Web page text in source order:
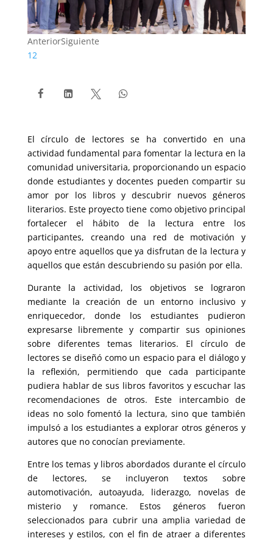
AnteriorSiguiente
1 2
   
El círculo de lectores se ha convertido en una
actividad fundamental para fomentar la lectura en la
comunidad universitaria, proporcionando un espacio
donde estudiantes y docentes pueden compartir su
amor por los libros y descubrir nuevos géneros
literarios. Este proyecto tiene como objetivo principal
fortalecer el hábito de la lectura entre los
participantes, creando una red de motivación y
apoyo entre aquellos que ya disfrutan de la lectura y
aquellos que están descubriendo su pasión por ella.
Durante la actividad, los objetivos se lograron
mediante la creación de un entorno inclusivo y
enriquecedor, donde los estudiantes pudieron
expresarse libremente y compartir sus opiniones
sobre diferentes temas literarios. El círculo de
lectores se diseñó como un espacio para el diálogo y
la reflexión, permitiendo que cada participante
pudiera hablar de sus libros favoritos y escuchar las
recomendaciones de otros. Este intercambio de
ideas no solo fomentó la lectura, sino que también
impulsó a los estudiantes a explorar otros géneros y
autores que no conocían previamente.
Entre los temas y libros abordados durante el círculo
de lectores, se incluyeron textos sobre
automotivación, autoayuda, liderazgo, novelas de
misterio y romance. Estos géneros fueron
seleccionados para cubrir una amplia variedad de
intereses y estilos, con el fin de atraer a diferentes